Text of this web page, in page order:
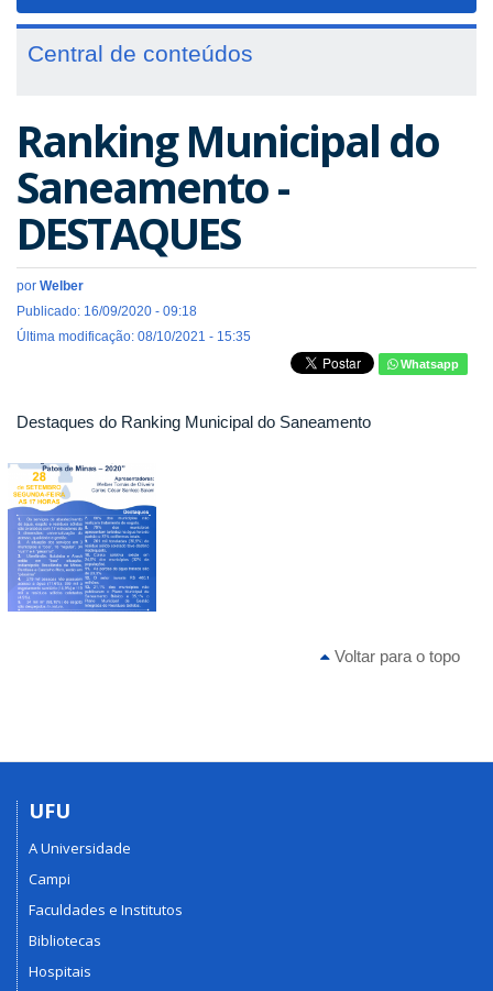
Central de conteúdos
Ranking Municipal do
Saneamento -
DESTAQUES
por Welber
Publicado: 16/09/2020 - 09:18
Última modificação: 08/10/2021 - 15:35
Whatsapp
Destaques do Ranking Municipal do Saneamento
Voltar para o topo
UFU
A Universidade
Campi
Faculdades e Institutos
Bibliotecas
Hospitais